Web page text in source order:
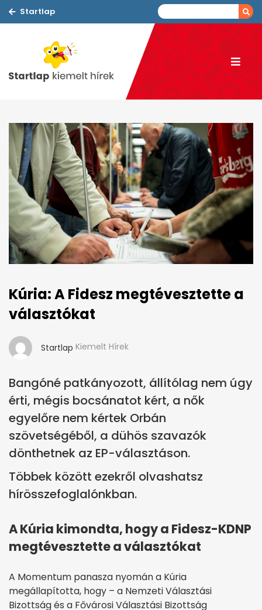
Startlap
Kúria: A Fidesz megtévesztette a
választókat
Startlap Kiemelt Hírek
Bangóné patkányozott, állítólag nem úgy
érti, mégis bocsánatot kért, a nők
egyelőre nem kértek Orbán
szövetségéből, a dühös szavazók
dönthetnek az EP-választáson.
Többek között ezekről olvashatsz
hírösszefoglalónkban.
A Kúria kimondta, hogy a Fidesz-KDNP
megtévesztette a választókat
A Momentum panasza nyomán a Kúria
megállapította, hogy – a Nemzeti Választási
Bizottság és a Fővárosi Választási Bizottság